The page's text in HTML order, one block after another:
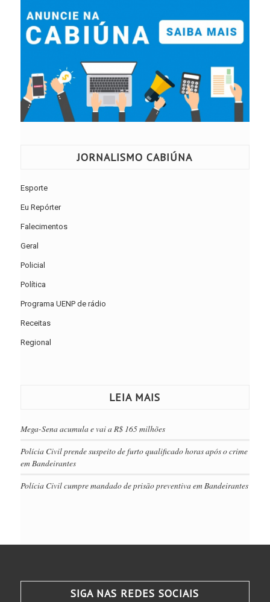
JORNALISMO CABIÚNA
Esporte
Eu Repórter
Falecimentos
Geral
Policial
Política
Programa UENP de rádio
Receitas
Regional
LEIA MAIS
Mega-Sena acumula e vai a R$ 165 milhões
Polícia Civil prende suspeito de furto qualificado horas após o crime
em Bandeirantes
Polícia Civil cumpre mandado de prisão preventiva em Bandeirantes
SIGA NAS REDES SOCIAIS